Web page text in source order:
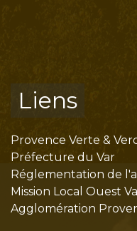
Liens
Provence Verte &
Préfecture du Var
Réglementation de
Mission Local Ouest
Agglomération